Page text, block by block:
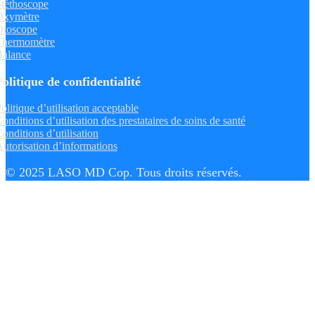
de confidentialité
d’utilisation acceptable
d’utilisation des prestataires de soins de santé
d’utilisation
d’informations
© 2025 LASO MD Cop. Tous droits réservés.